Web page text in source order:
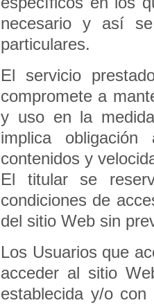
necesario y así
particulares.
El servicio
compromete a
y uso en la
implica
contenidos y
El titular se
condiciones de
del sitio Web sin
Los Usuarios que
acceder al sitio
establecida y/o